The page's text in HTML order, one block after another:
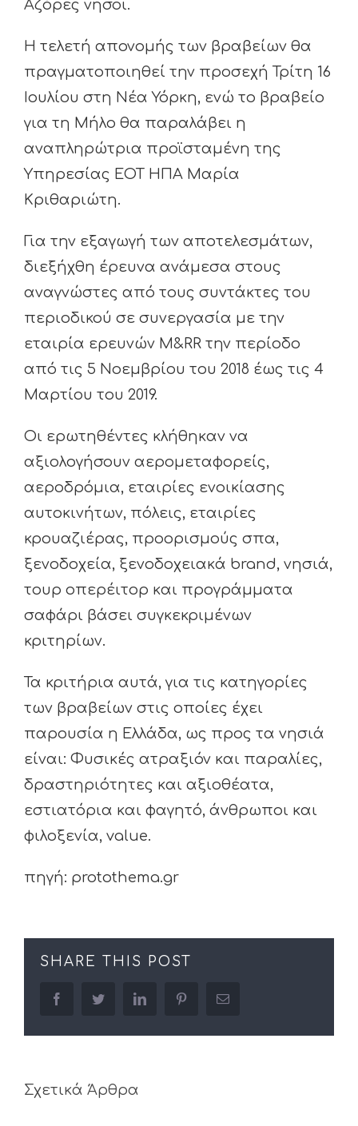
Αζόρες νήσοι.
Η τελετή απονομής των βραβείων θα
πραγματοποιηθεί την προσεχή Τρίτη 16
Ιουλίου στη Νέα Υόρκη, ενώ το βραβείο
για τη Μήλο θα παραλάβει η
αναπληρώτρια προϊσταμένη της
Υπηρεσίας ΕΟΤ ΗΠΑ Μαρία
Κριθαριώτη.
Για την εξαγωγή των αποτελεσμάτων,
διεξήχθη έρευνα ανάμεσα στους
αναγνώστες από τους συντάκτες του
περιοδικού σε συνεργασία με την
εταιρία ερευνών M&RR την περίοδο
από τις 5 Νοεμβρίου του 2018 έως τις 4
Μαρτίου του 2019.
Οι ερωτηθέντες κλήθηκαν να
αξιολογήσουν αερομεταφορείς,
αεροδρόμια, εταιρίες ενοικίασης
αυτοκινήτων, πόλεις, εταιρίες
κρουαζιέρας, προορισμούς σπα,
ξενοδοχεία, ξενοδοχειακά brand, νησιά,
τουρ οπερέιτορ και προγράμματα
σαφάρι βάσει συγκεκριμένων
κριτηρίων.
Τα κριτήρια αυτά, για τις κατηγορίες
των βραβείων στις οποίες έχει
παρουσία η Ελλάδα, ως προς τα νησιά
είναι: Φυσικές ατραξιόν και παραλίες,
δραστηριότητες και αξιοθέατα,
εστιατόρια και φαγητό, άνθρωποι και
φιλοξενία, value.
πηγή: protothema.gr
SHARE THIS POST
facebooktwitter linkedin pinterestEmail
Σχετικά Άρθρα